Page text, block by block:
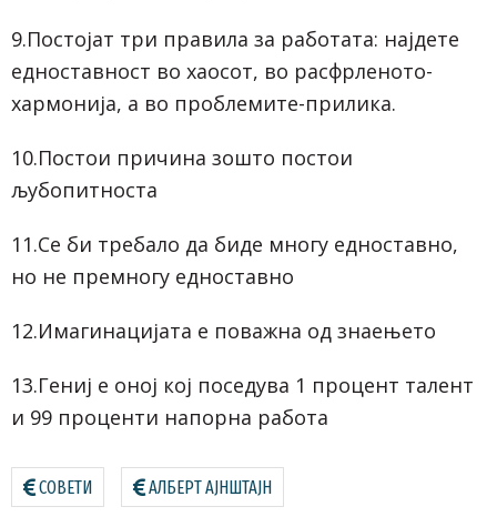
9.Постојат три правила за работата: најдете
едноставност во хаосот, во расфрленото-
хармонија, а во проблемите-прилика.
10.Постои причина зошто постои
љубопитноста
11.Се би требало да биде многу едноставно,
но не премногу едноставно
12.Имагинацијата е поважна од знаењето
13.Гениј е оној кој поседува 1 процент талент
и 99 проценти напорна работа
СОВЕТИ АЛБЕРТ АЈНШТАЈН